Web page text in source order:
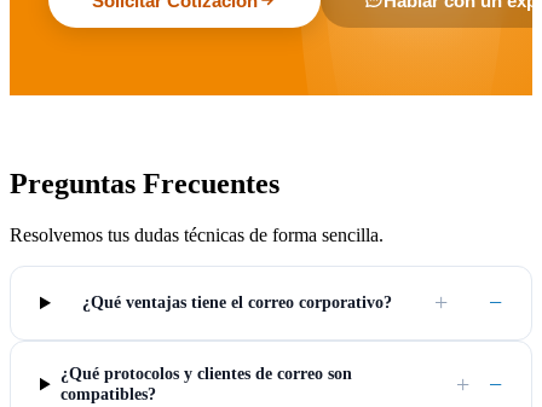
Preguntas Frecuentes
Resolvemos tus dudas técnicas de forma sencilla.
¿Qué ventajas tiene el correo corporativo? + −
¿Qué protocolos y clientes de correo son
compatibles?
+ −